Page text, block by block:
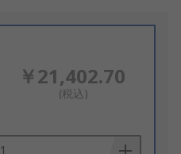
￥21,402.70
(税込)